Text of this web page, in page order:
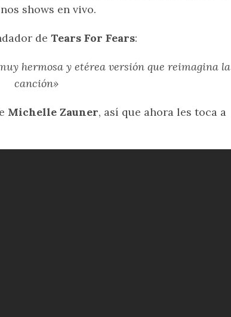
shows en vivo.
de Tears For Fears:
hermosa y etérea versión que reimagina la
canción»
Michelle Zauner, así que ahora les toca a